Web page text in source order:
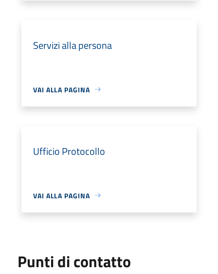
Servizi alla persona
VAI ALLA PAGINA
Ufficio Protocollo
VAI ALLA PAGINA
Punti di contatto